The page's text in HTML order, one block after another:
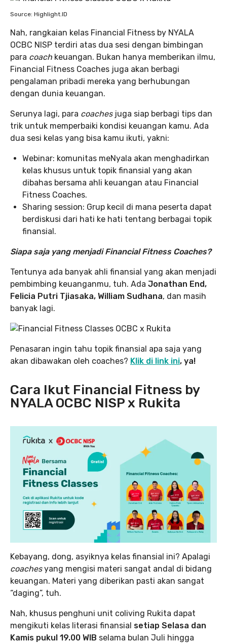
Source: Highlight.ID
Nah, rangkaian kelas Financial Fitness by NYALA
OCBC NISP terdiri atas dua sesi dengan bimbingan
para coach keuangan. Bukan hanya memberikan ilmu,
Financial Fitness Coaches juga akan berbagi
pengalaman pribadi mereka yang berhubungan
dengan dunia keuangan.
Serunya lagi, para coachesjuga siap berbagi tips dan
trik untuk memperbaiki kondisi keuangan kamu. Ada
dua sesi kelas yang bisa kamu ikuti, yakni:
Webinar: komunitas meNyala akan menghadirkan
kelas khusus untuk topik finansial yang akan
dibahas bersama ahli keuangan atau Financial
Fitness Coaches.
Sharing session: Grup kecil di mana peserta dapat
berdiskusi dari hati ke hati tentang berbagai topik
finansial.
Siapa saja yang menjadi Financial Fitness Coaches?
Tentunya ada banyak ahli finansial yang akan menjadi
pembimbing keuanganmu, tuh. Ada Jonathan End,
Felicia Putri Tjiasaka, William Sudhana, dan masih
banyak lagi.
Penasaran ingin tahu topik finansial apa saja yang
akan dibawakan oleh coaches? Klik di link ini, ya!
Cara Ikut Financial Fitness by
NYALA OCBC NISP x Rukita
Kebayang, dong, asyiknya kelas finansial ini? Apalagi
coachesyang mengisi materi sangat andal di bidang
keuangan. Materi yang diberikan pasti akan sangat
“daging”, tuh.
Nah, khusus penghuni unit coliving Rukita dapat
mengikuti kelas literasi finansial setiap Selasa dan
Kamis pukul 19.00 WIB selama bulan Juli hingga